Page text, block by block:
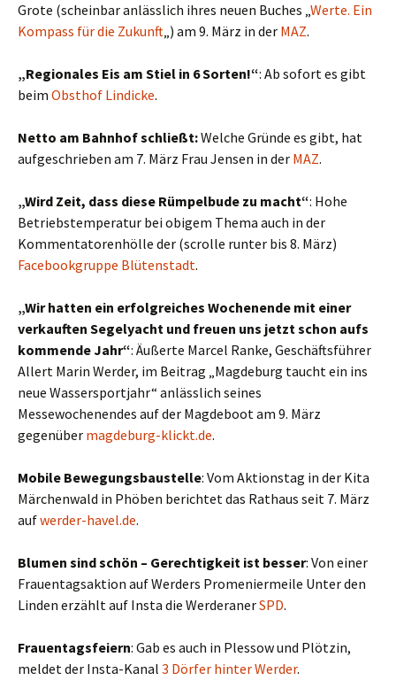
Grote (scheinbar anlässlich ihres neuen Buches „Werte. Ein
Kompass für die Zukunft„) am 9. März in der MAZ.
„Regionales Eis am Stiel in 6 Sorten!“: Ab sofort es gibt
beim Obsthof Lindicke.
Netto am Bahnhof schließt:Welche Gründe es gibt, hat
aufgeschrieben am 7. März Frau Jensen in der MAZ.
„Wird Zeit, dass diese Rümpelbude zu macht“: Hohe
Betriebstemperatur bei obigem Thema auch in der
Kommentatorenhölle der (scrolle runter bis 8. März)
Facebookgruppe Blütenstadt.
„Wir hatten ein erfolgreiches Wochenende mit einer
verkauften Segelyacht und freuen uns jetzt schon aufs
kommende Jahr“: Äußerte Marcel Ranke, Geschäftsführer
Allert Marin Werder, im Beitrag „Magdeburg taucht ein ins
neue Wassersportjahr“ anlässlich seines
Messewochenendes auf der Magdeboot am 9. März
gegenüber magdeburg-klickt.de.
Mobile Bewegungsbaustelle: Vom Aktionstag in der Kita
Märchenwald in Phöben berichtet das Rathaus seit 7. März
aufwerder-havel.de.
Blumen sind schön – Gerechtigkeit ist besser: Von einer
Frauentagsaktion auf Werders Promeniermeile Unter den
Linden erzählt auf Insta die WerderanerSPD.
Frauentagsfeiern: Gab es auch in Plessow und Plötzin,
meldet der Insta-Kanal 3 Dörfer hinter Werder.